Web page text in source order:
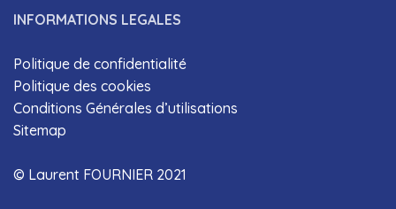
INFORMATIONS LEGALES
Politique de confidentialité
Politique des cookies
Conditions Générales d’utilisations
Sitemap
© Laurent FOURNIER 2021